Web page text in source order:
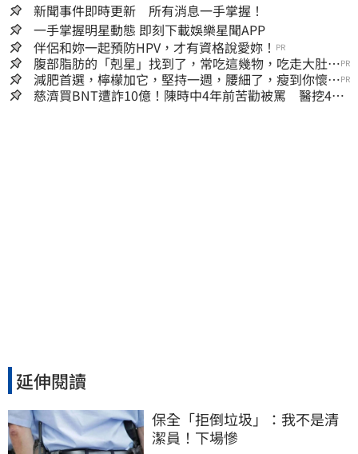
新聞事件即時更新 所有消息一手掌握！
一手掌握明星動態 即刻下載娛樂星聞APP
伴侶和妳一起預防HPV，才有資格說愛妳！ PR
腹部脂肪的「剋星」找到了，常吃這幾物，吃走大肚
囊，瘦出小蠻腰
PR
減肥首選，檸檬加它，堅持一週，腰細了，瘦到你懷疑
人生
PR
慈濟買BNT遭詐10億！陳時中4年前苦勸被罵 醫挖4年
延伸閱讀
保全「拒倒垃圾」：我不是清
潔員！下場慘